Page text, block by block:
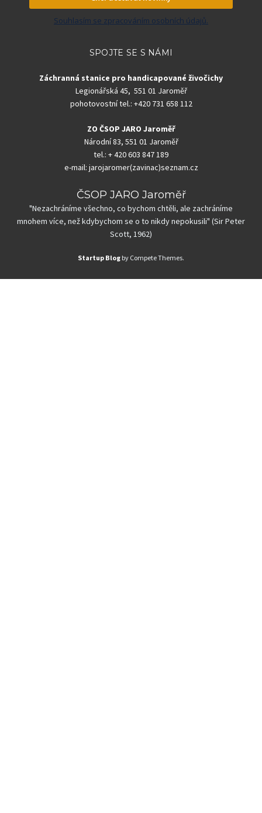
Souhlasím se zpracováním osobních údajů.
SPOJTE SE S NÁMI
Záchranná stanice pro handicapované živočichy
Legionářská 45, 551 01 Jaroměř
pohotovostní tel.: +420 731 658 112
ZO ČSOP JARO Jaroměř
Národní 83, 551 01 Jaroměř
tel.: + 420 603 847 189
e-mail: jarojaromer(zavinac)seznam.cz
ČSOP JARO Jaroměř
"Nezachráníme všechno, co bychom chtěli, ale zachráníme
mnohem více, než kdybychom se o to nikdy nepokusili" (Sir Peter
Scott, 1962)
Startup Blog by Compete Themes.